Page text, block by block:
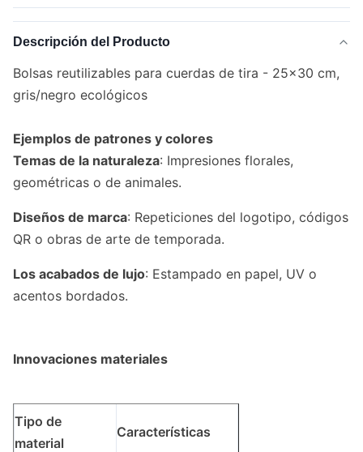
Descripción del Producto
Bolsas reutilizables para cuerdas de tira - 25x30 cm,
gris/negro ecológicos
Ejemplos de patrones y colores
Temas de la naturaleza: Impresiones florales,
geométricas o de animales.
Diseños de marca: Repeticiones del logotipo, códigos
QR o obras de arte de temporada.
Los acabados de lujo: Estampado en papel, UV o
acentos bordados.
Innovaciones materiales
Tipo de
material
Características